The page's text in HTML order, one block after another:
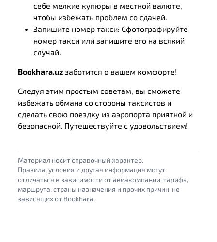
себе мелкие купюры в местной валюте,
чтобы избежать проблем со сдачей.
Запишите номер такси: Сфотографируйте
номер такси или запишите его на всякий
случай.
Bookhara.uz заботится о вашем комфорте!
Следуя этим простым советам, вы сможете
избежать обмана со стороны таксистов и
сделать свою поездку из аэропорта приятной и
безопасной. Путешествуйте с удовольствием!
Материал носит справочный характер.
Правила, условия и другая информация могут
отличаться в зависимости от авиакомпании, тарифа,
маршрута, страны назначения и прочих причин, не
зависящих от Bookhara.